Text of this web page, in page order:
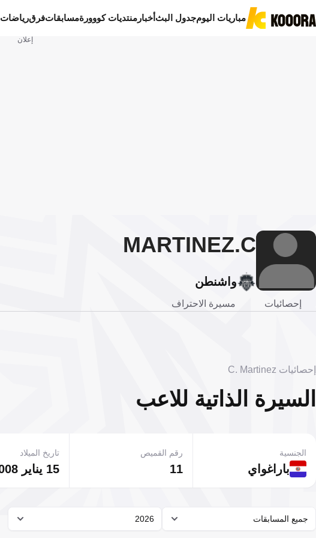
مباريات اليومجدول البثأخبار منتديات كووورةمسابقاتفرقرياضات
إعلان
C.
MARTINEZ
واشنطن
إحصائيات مسيرة الاحتراف
إحصائيات C. Martinez
السيرة الذاتية للاعب
باراغواي
الجنسية
11
رقم القميص
15 يناير 2008
تاريخ الميلاد
جميع المسابقات 2026